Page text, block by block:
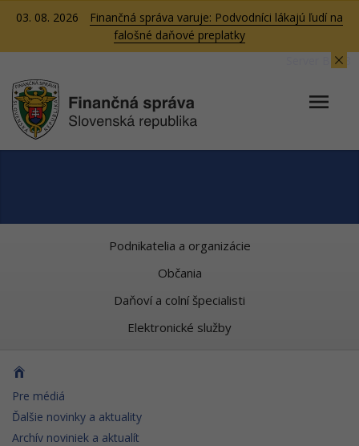
03. 08. 2026
Finančná správa varuje: Podvodníci lákajú ľudí na
falošné daňové preplatky
Server BB08
Podnikatelia a organizácie
Občania
Daňoví a colní špecialisti
Elektronické služby
Pre médiá
Ďalšie novinky a aktuality
Archív noviniek a aktualít